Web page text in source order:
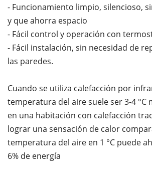
- Funcionamiento limpio, silencioso,
y que ahorra espacio
- Fácil control y operación con
- Fácil instalación, sin necesidad de
las paredes.
Cuando se utiliza calefacción por
temperatura del aire suele ser 3-4 °C
en una habitación con calefacción
lograr una sensación de calor
temperatura del aire en 1 °C puede
6% de energía